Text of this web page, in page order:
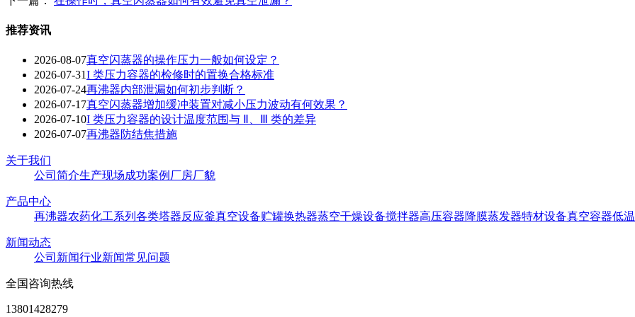
推荐资讯
2026-08-07真空闪蒸器的操作压力一般如何设定？
2026-07-31I 类压力容器的检修时的置换合格标准
2026-07-24再沸器内部泄漏如何初步判断？
2026-07-17真空闪蒸器增加缓冲装置对减小压力波动有何效果？
2026-07-10I 类压力容器的设计温度范围与 Ⅱ、Ⅲ 类的差异
2026-07-07再沸器防结焦措施‌
关于我们
公司简介生产现场成功案例 厂房厂貌
产品中心
再沸器农药化工系列 各类塔器反应釜真空设备贮罐换热器蒸空干燥设备搅拌器高压容器降膜蒸发器特材设备真空容器低
新闻动态
公司新闻行业新闻常见问题
全国咨询热线
13801428279